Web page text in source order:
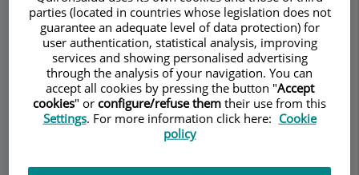
cercanos, o pueden, a través de la circulación
linfática o sanguínea, invadir tejidos u órganos
lejanos, que es lo que conocemos con el nombre
de metástasis.
Aunque en la próstata existen varios tipos de
células, es en las células glandulares, las
responsables de la secreción que se produce
durante la eyaculación, donde se originan la
parties (located in countries whose legislation does not
guarantee an adequate level of data protection) for
user authentication, statistical analysis, improving
services and showing personalised advertising
through the analysis of your navigation. You can
accept all cookies by pressing the button "Accept
cookies" or configure/refuse them their use from this
Settings. For more information click here: Cookie
policy